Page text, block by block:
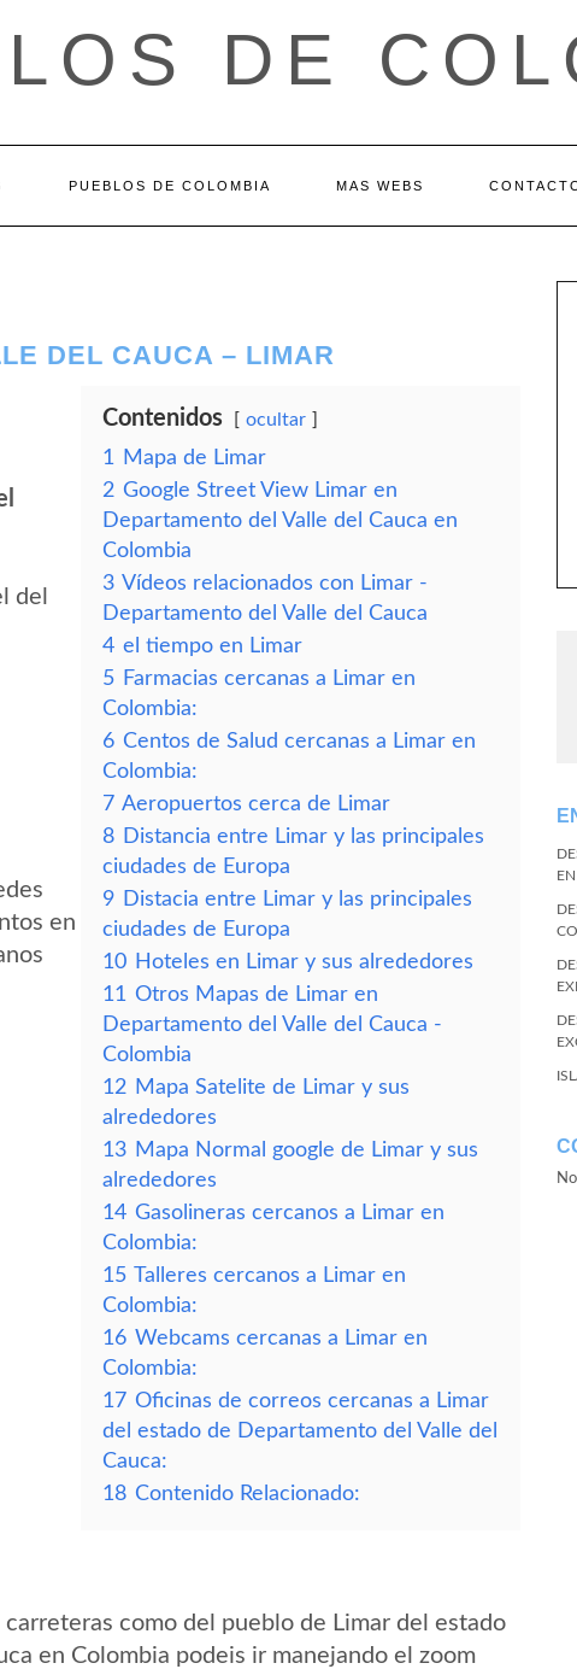
DE
PUEBLOS DE COLOMBIA MAS WEBS
DEL CAUCA – LIMAR
del
en
Contenidos ocultar
1
Mapa de Limar
2 Google Street View Limar en
Departamento del Valle del Cauca en
Colombia
3 Vídeos relacionados con Limar -
Departamento del Valle del Cauca
4 el tiempo en Limar
5 Farmacias cercanas a Limar en
Colombia:
6 Centos de Salud cercanas a Limar en
Colombia:
7 Aeropuertos cerca de Limar
8 Distancia entre Limar y las principales
ciudades de Europa
9 Distacia entre Limar y las principales
ciudades de Europa
10 Hoteles en Limar y sus alrededores
11 Otros Mapas de Limar en
Departamento del Valle del Cauca -
Colombia
12 Mapa Satelite de Limar y sus
alrededores
13 Mapa Normal google de Limar y sus
alrededores
14 Gasolineras cercanos a Limar en
Colombia:
15 Talleres cercanos a Limar en
Colombia:
16 Webcams cercanas a Limar en
Colombia:
17 Oficinas de correos cercanas a Limar
del estado de Departamento del Valle del
Cauca:
18 Contenido Relacionado:
como del pueblo de Limar del estado
en Colombia podeis ir manejando el zoom